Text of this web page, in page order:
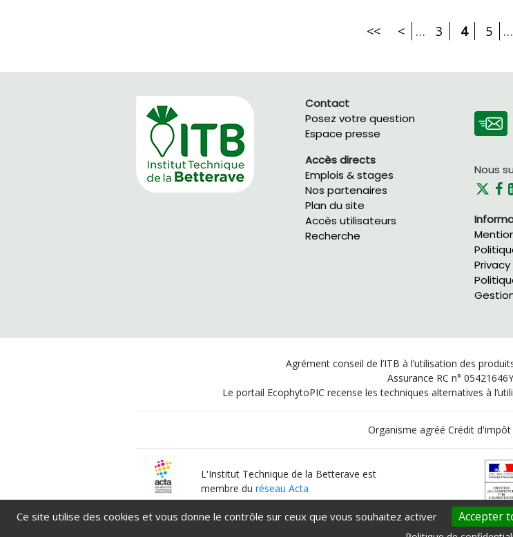
<< < … 3 4 5 …
Nous
Privacy
Contact
Posez votre question
Espace presse
Accès directs
Emplois & stages
Nos partenaires
Plan du site
Accès utilisateurs
Recherche
Agrément conseil de l’ITB à l’utilisation des
Assurance RC n°
Le portail EcophytoPIC recense les techniques alternatives à
Organisme agréé Crédit d'impôt
L'Institut Technique de la Betterave est
membre duréseau Acta
Ce site utilise des cookies et vous donne le contrôle sur ceux que vous souhaitez activer Accepter